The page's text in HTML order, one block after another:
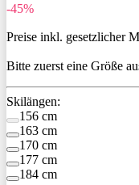
-45%
Preise inkl. gesetzlicher
Bitte zuerst eine Größe
Skilängen:
156 cm
163 cm
170 cm
177 cm
184 cm